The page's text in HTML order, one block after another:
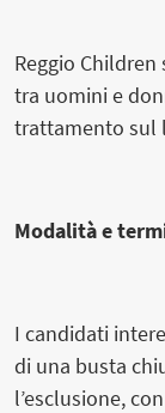
Reggio
tra uomini e
trattamento sul
Modalità e
I candidati
di una busta
l’esclusione,